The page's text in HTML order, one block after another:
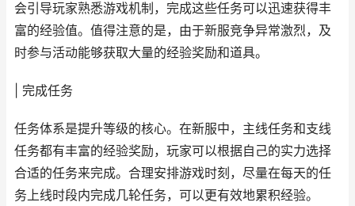
会引导玩家熟悉游戏机制，完成这些任务可以迅速获得丰
富的经验值。值得注意的是，由于新服竞争异常激烈，及
时参与活动能够获取大量的经验奖励和道具。
| 完成任务
任务体系是提升等级的核心。在新服中，主线任务和支线
任务都有丰富的经验奖励，玩家可以根据自己的实力选择
合适的任务来完成。合理安排游戏时刻，尽量在每天的任
务上线时段内完成几轮任务，可以更有效地累积经验。